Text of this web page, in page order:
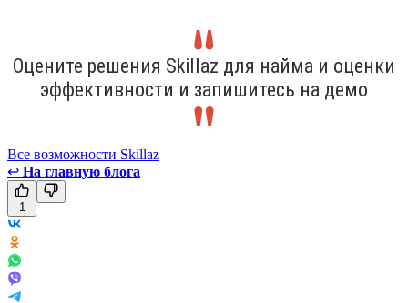
Оцените решения Skillaz для найма и оценки
эффективности и запишитесь на демо
Все возможности Skillaz
↩ На главную блога
1